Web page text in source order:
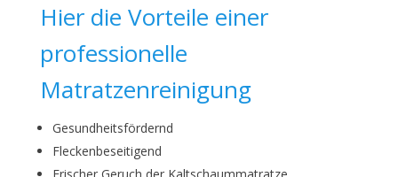
Hier die Vorteile einer
professionelle
Matratzenreinigung
Gesundheitsfördernd
Fleckenbeseitigend